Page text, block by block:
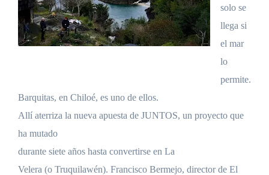
solo se
llega si
el mar
lo
permite.
Barquitas, en Chiloé, es uno de ellos.
Allí aterriza la nueva apuesta de JUNTOS, un proyecto que
ha mutado
durante siete años hasta convertirse en La
Velera (o Truquilawén). Francisco Bermejo, director de El